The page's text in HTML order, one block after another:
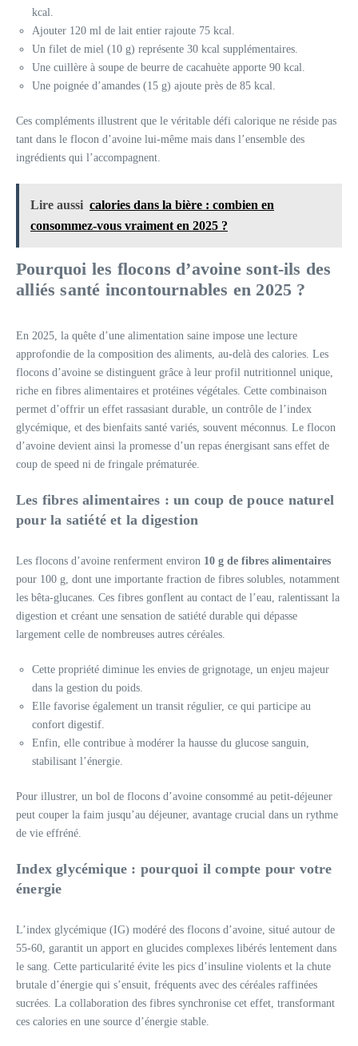
kcal.
Ajouter 120 ml de lait entier rajoute 75 kcal.
Un filet de miel (10 g) représente 30 kcal supplémentaires.
Une cuillère à soupe de beurre de cacahuète apporte 90 kcal.
Une poignée d’amandes (15 g) ajoute près de 85 kcal.
Ces compléments illustrent que le véritable défi calorique ne réside pas
tant dans le flocon d’avoine lui-même mais dans l’ensemble des
ingrédients qui l’accompagnent.
Lire aussi calories dans la bière : combien en
consommez-vous vraiment en 2025 ?
Pourquoi les flocons d’avoine sont-ils des
alliés santé incontournables en 2025 ?
En 2025, la quête d’une alimentation saine impose une lecture
approfondie de la composition des aliments, au-delà des calories. Les
flocons d’avoine se distinguent grâce à leur profil nutritionnel unique,
riche en fibres alimentaires et protéines végétales. Cette combinaison
permet d’offrir un effet rassasiant durable, un contrôle de l’index
glycémique, et des bienfaits santé variés, souvent méconnus. Le flocon
d’avoine devient ainsi la promesse d’un repas énergisant sans effet de
coup de speed ni de fringale prématurée.
Les fibres alimentaires : un coup de pouce naturel
pour la satiété et la digestion
Les flocons d’avoine renferment environ 10 g de fibres alimentaires
pour 100 g, dont une importante fraction de fibres solubles, notamment
les bêta-glucanes. Ces fibres gonflent au contact de l’eau, ralentissant la
digestion et créant une sensation de satiété durable qui dépasse
largement celle de nombreuses autres céréales.
Cette propriété diminue les envies de grignotage, un enjeu majeur
dans la gestion du poids.
Elle favorise également un transit régulier, ce qui participe au
confort digestif.
Enfin, elle contribue à modérer la hausse du glucose sanguin,
stabilisant l’énergie.
Pour illustrer, un bol de flocons d’avoine consommé au petit-déjeuner
peut couper la faim jusqu’au déjeuner, avantage crucial dans un rythme
de vie effréné.
Index glycémique : pourquoi il compte pour votre
énergie
L’index glycémique (IG) modéré des flocons d’avoine, situé autour de
55-60, garantit un apport en glucides complexes libérés lentement dans
le sang. Cette particularité évite les pics d’insuline violents et la chute
brutale d’énergie qui s’ensuit, fréquents avec des céréales raffinées
sucrées. La collaboration des fibres synchronise cet effet, transformant
ces calories en une source d’énergie stable.